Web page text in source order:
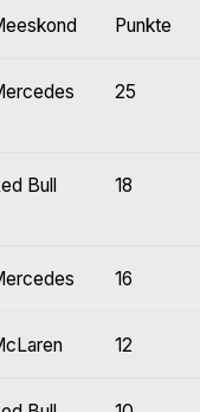
Punkte
25
Bull 18
16
12